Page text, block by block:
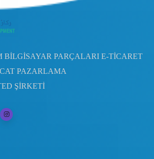
BİLGİSAYAR PARÇALARI E-TİCARET
PAZARLAMA
ŞİRKETİ